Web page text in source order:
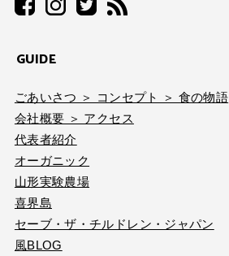
GUIDE
ごあいさつ ＞ コンセプト ＞ 食の物語
会社概要 ＞ アクセス
代表者紹介
オーガニック
山形実験農場
喜界島
セーブ・ザ・チルドレン・ジャパン
風BLOG